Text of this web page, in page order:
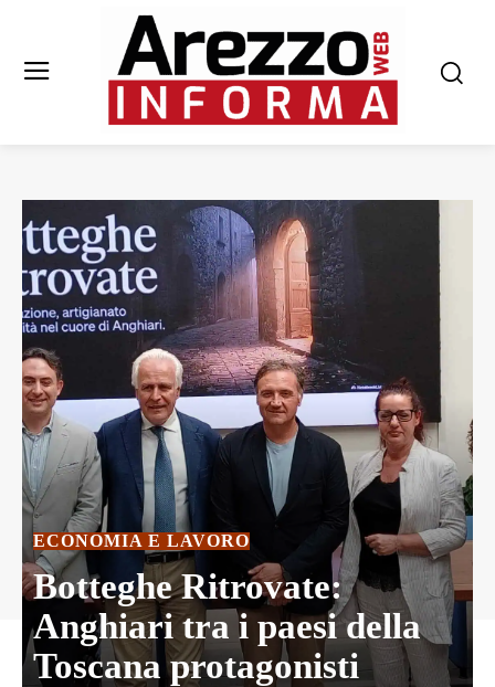
ECONOMIA E LAVORO
Botteghe Ritrovate:
Anghiari tra i paesi della
Toscana protagonisti